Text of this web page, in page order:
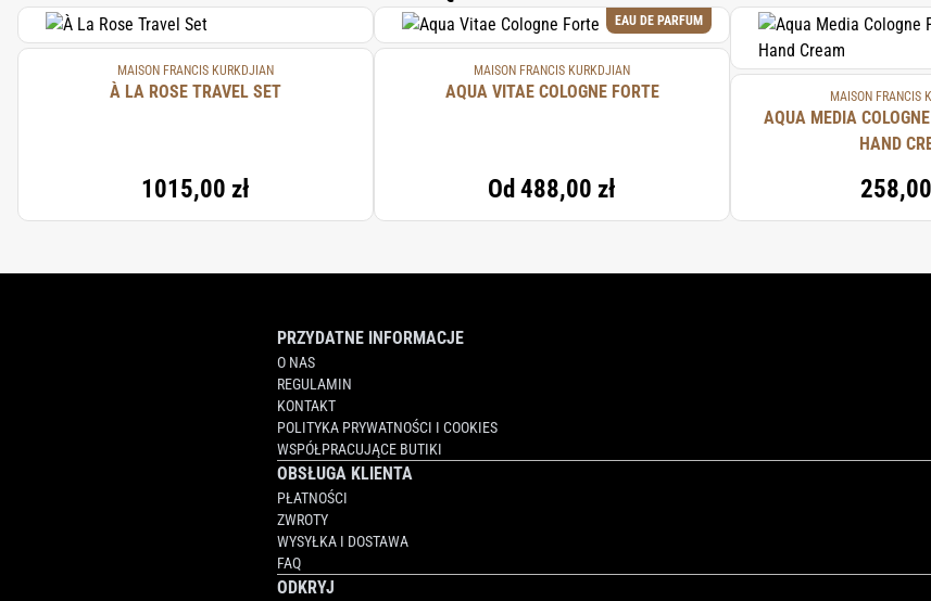
MAISON FRANCIS KURKDJIAN
À LA ROSE TRAVEL SET
1015,00 zł
EAU DE PARFUM
MAISON FRANCIS KURKDJIAN
AQUA VITAE COLOGNE FORTE
Od 488,00 zł
MAISON FRANCIS
AQUA MEDIA
HAND
PRZYDATNE INFORMACJE
O NAS
REGULAMIN
KONTAKT
POLITYKA PRYWATNOŚCI I COOKIES
WSPÓŁPRACUJĄCE BUTIKI
OBSŁUGA KLIENTA
PŁATNOŚCI
ZWROTY
WYSYŁKA I DOSTAWA
FAQ
ODKRYJ